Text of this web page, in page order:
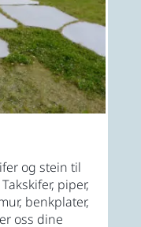
og stein til
piper,
benkplater,
oss dine